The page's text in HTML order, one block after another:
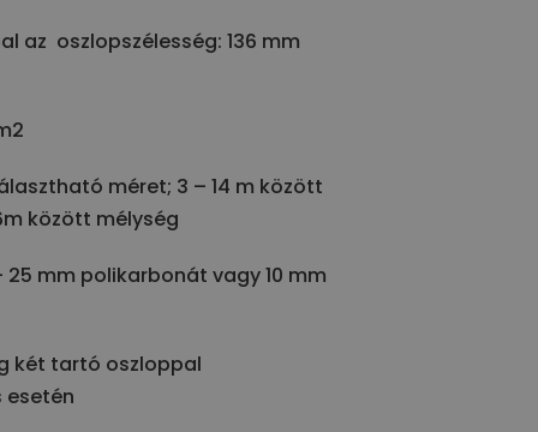
az oszlopszélesség: 136 mm
méret; 3 – 14 m között
között mélység
25 mm polikarbonát vagy 10 mm
két tartó oszloppal